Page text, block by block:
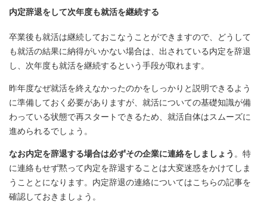
内定辞退をして次年度も就活を継続する
卒業後も就活は継続しておこなうことができますので、どうして
も就活の結果に納得がいかない場合は、出されている内定を辞退
し、次年度も就活を継続するという手段が取れます。
昨年度なぜ就活を終えなかったのかをしっかりと説明できるよう
に準備しておく必要がありますが、就活についての基礎知識が備
わっている状態で再スタートできるため、就活自体はスムーズに
進められるでしょう。
なお内定を辞退する場合は必ずその企業に連絡をしましょう 。特
に連絡もせず黙って内定を辞退することは大変迷惑をかけてしま
うこととになります。内定辞退の連絡についてはこちらの記事を
確認しておきましょう。